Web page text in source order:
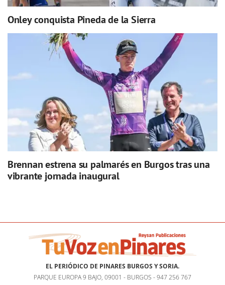
Onley conquista Pineda de la Sierra
Brennan estrena su palmarés en Burgos tras una
vibrante jornada inaugural
EL PERIÓDICO DE PINARES BURGOS Y SORIA.
PARQUE EUROPA 9 BAJO, 09001 - BURGOS - 947 256 767